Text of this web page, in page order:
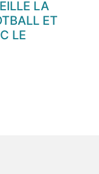
LA
ET
LE